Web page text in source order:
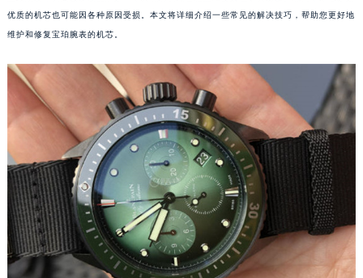
优质的机芯也可能因各种原因受损。本文将详细介绍一些常见的解决技巧，帮助您更好地
维护和修复宝珀腕表的机芯。